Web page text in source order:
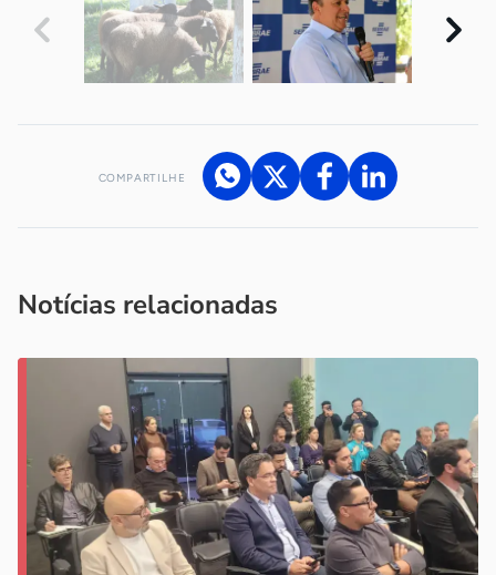
COMPARTILHE
Notícias relacionadas